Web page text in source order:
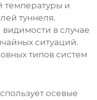
и
туннеля.
в случае
ситуаций.
типов систем
осевые